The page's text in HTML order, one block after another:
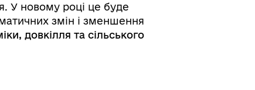
У новому році це буде
змін і зменшення
довкілля та сільського